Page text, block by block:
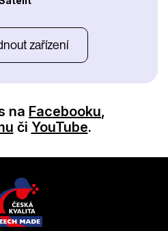
zařízení
na Facebooku,
či YouTube.